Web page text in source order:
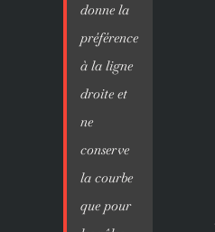
donne la
préférence
à la ligne
droite et
ne
conserve
la courbe
que pour